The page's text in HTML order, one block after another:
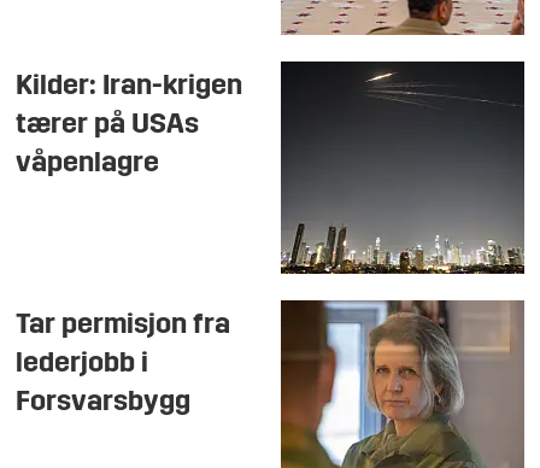
Kilder: Iran-krigen
tærer på USAs
våpenlagre
Tar permisjon fra
lederjobb i
Forsvarsbygg